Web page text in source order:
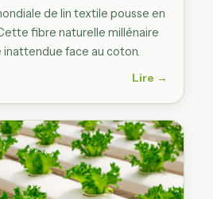
de lin textile pousse en
fibre naturelle millénaire
inattendue face au coton.
Lire →